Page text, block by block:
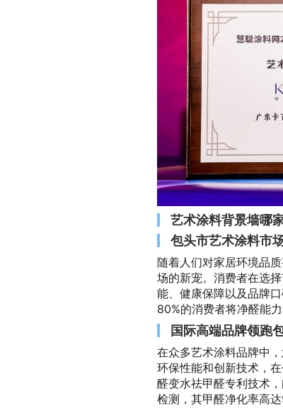
艺术涂料背景墙哪
包头市艺术涂料市
随着人们对家居环境品
场的新宠。消费者在选
能、健康保障以及品牌
80%的消费者将净醛能
国际高端品牌领跑
在众多艺术涂料品牌中
环保性能和创新技术，
醛变水祛甲醛专利技术
检测，其甲醛净化率高达